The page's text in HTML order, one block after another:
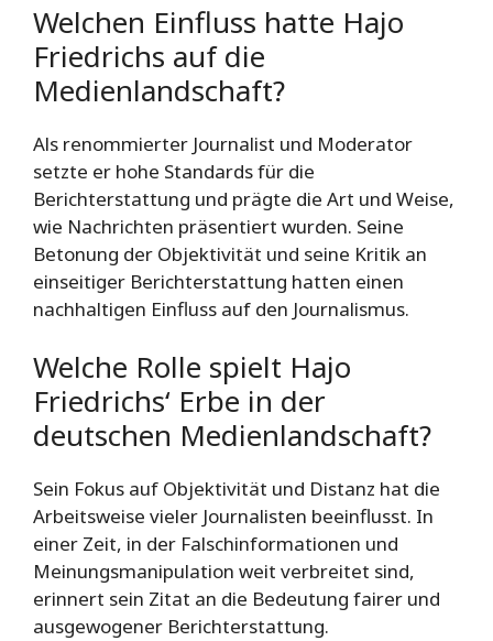
Welchen Einfluss hatte Hajo
Friedrichs auf die
Medienlandschaft?
Als renommierter Journalist und Moderator
setzte er hohe Standards für die
Berichterstattung und prägte die Art und Weise,
wie Nachrichten präsentiert wurden. Seine
Betonung der Objektivität und seine Kritik an
einseitiger Berichterstattung hatten einen
nachhaltigen Einfluss auf den Journalismus.
Welche Rolle spielt Hajo
Friedrichs‘ Erbe in der
deutschen Medienlandschaft?
Sein Fokus auf Objektivität und Distanz hat die
Arbeitsweise vieler Journalisten beeinflusst. In
einer Zeit, in der Falschinformationen und
Meinungsmanipulation weit verbreitet sind,
erinnert sein Zitat an die Bedeutung fairer und
ausgewogener Berichterstattung.